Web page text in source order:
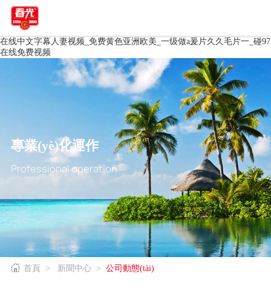
在线中文字幕人妻视频_免费黄色亚洲欧美_一级做a爰片久久毛片一_碰97
在线免费视频
專業(yè)化運作
Professional operation
首頁 > 新聞中心 > 公司動態(tài)